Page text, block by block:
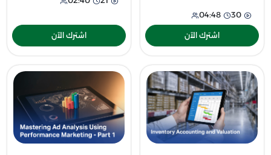
30
04:48
اشترك الآن اشترك الآن